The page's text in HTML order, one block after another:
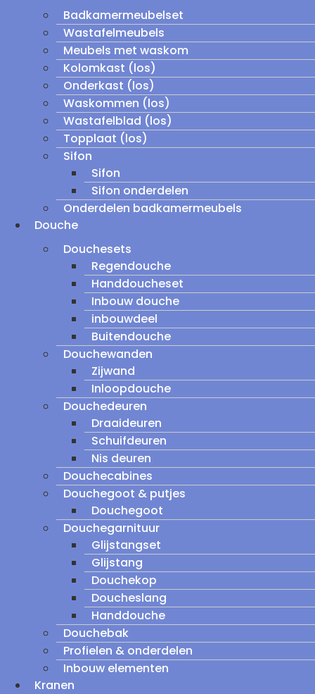
Badkamermeubelset
Wastafelmeubels
Meubels met waskom
Kolomkast (los)
Onderkast (los)
Waskommen (los)
Wastafelblad (los)
Topplaat (los)
Sifon
Sifon
Sifon onderdelen
Onderdelen badkamermeubels
Douche
Douchesets
Regendouche
Handdoucheset
Inbouw douche
inbouwdeel
Buitendouche
Douchewanden
Zijwand
Inloopdouche
Douchedeuren
Draaideuren
Schuifdeuren
Nis deuren
Douchecabines
Douchegoot & putjes
Douchegoot
Douchegarnituur
Glijstangset
Glijstang
Douchekop
Doucheslang
Handdouche
Douchebak
Profielen & onderdelen
Inbouw elementen
Kranen